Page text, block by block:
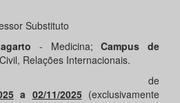
Substituto
- Medicina;Campus de
Relações Internacionais.
de
a 02/11/2025 (exclusivamente